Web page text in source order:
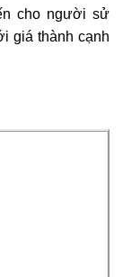
cho người sử
giá thành cạnh